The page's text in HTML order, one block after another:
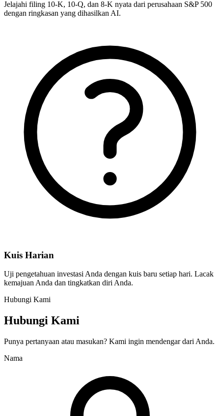
Jelajahi filing 10-K, 10-Q, dan 8-K nyata dari perusahaan S&P 500
dengan ringkasan yang dihasilkan AI.
Kuis Harian
Uji pengetahuan investasi Anda dengan kuis baru setiap hari. Lacak
kemajuan Anda dan tingkatkan diri Anda.
Hubungi Kami
Hubungi Kami
Punya pertanyaan atau masukan? Kami ingin mendengar dari Anda.
Nama